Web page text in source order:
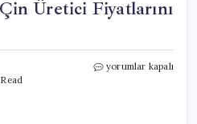
Üretici Fiyatlarını
Orta
yorumlar kapalı